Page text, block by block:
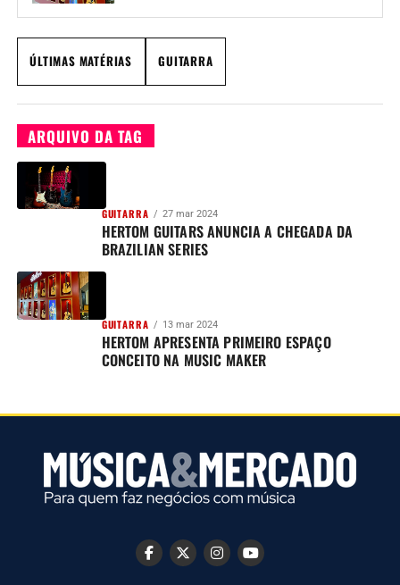
ÚLTIMAS MATÉRIAS GUITARRA
ARQUIVO DA TAG
GUITARRA 27 mar 2024
HERTOM GUITARS ANUNCIA A CHEGADA DA
BRAZILIAN SERIES
GUITARRA 13 mar 2024
HERTOM APRESENTA PRIMEIRO ESPAÇO
CONCEITO NA MUSIC MAKER